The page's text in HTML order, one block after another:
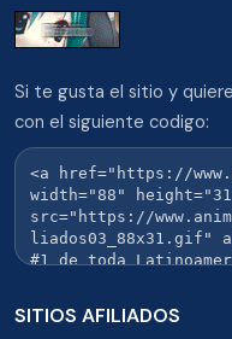
Si te gusta el sitio y
con el siguiente codigo:
SITIOS AFILIADOS